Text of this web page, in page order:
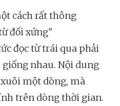
cách rất thông
đối xứng"
đọc từ trái qua phải
nhau. Nội dung
một dòng, mà
trên dòng thời gian.